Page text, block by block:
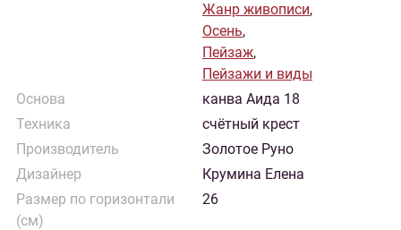
Жанр живописи,
Осень,
Пейзаж,
Пейзажи и виды
Основа
канва Аида 18
Техника
счётный крест
Производитель
Золотое Руно
Дизайнер
Крумина Елена
Размер по горизонтали
(см)
26